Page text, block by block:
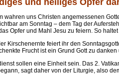
und heiliges Opfer
wahren uns Christen angemessenen
am Sonntag – dem Tag der
Opfer und Mahl Jesu zu feiern. So
Kirschenernte feiert ihr den
Frucht ist ein Grund Gott zu
sollen eine Einheit sein. Das 2.
sagt daher von der Liturgie, also